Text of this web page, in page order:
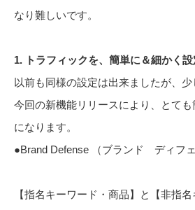
なり難しいです。
1. トラフィックを、簡単に＆細かく
以前も同様の設定は出来ましたが、少
今回の新機能リリースにより、とても
になります。
●Brand Defense （ブランド ディフ
【指名キーワード・商品】と【非指